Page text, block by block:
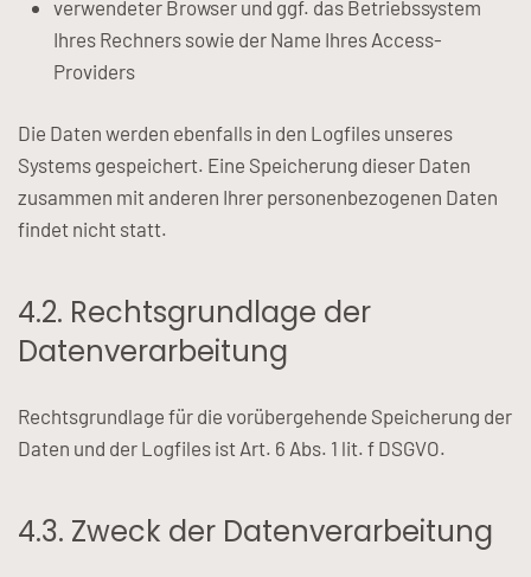
verwendeter Browser und ggf. das Betriebssystem
Ihres Rechners sowie der Name Ihres Access-
Providers
Die Daten werden ebenfalls in den Logfiles unseres
Systems gespeichert. Eine Speicherung dieser Daten
zusammen mit anderen Ihrer personenbezogenen Daten
findet nicht statt.
4.2. Rechtsgrundlage der
Datenverarbeitung
Rechtsgrundlage für die vorübergehende Speicherung der
Daten und der Logfiles ist Art. 6 Abs. 1 lit. f DSGVO.
4.3. Zweck der Datenverarbeitung